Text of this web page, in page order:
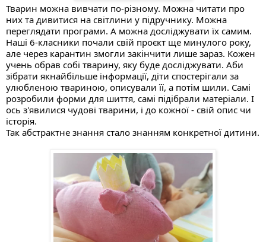
Тварин можна вивчати по-різному. Можна читати про
них та дивитися на світлини у підручнику. Можна
переглядати програми. А можна досліджувати їх самим.
Наші 6-класники почали свій проєкт ще минулого року,
але через карантин змогли закінчити лише зараз. Кожен
учень обрав собі тварину, яку буде досліджувати. Аби
зібрати якнайбільше інформації, діти спостерігали за
улюбленою твариною, описували її, а потім шили. Самі
розробили форми для шиття, самі підібрали матеріали. І
ось з'явилися чудові тварини, і до кожної - свій опис чи
історія.